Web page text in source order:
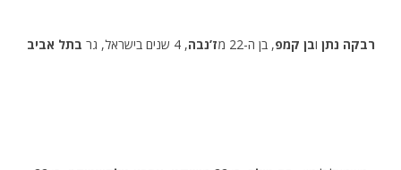
רבקה נתן ובן קמפ, בן ה-22 מ ז’נבה, 4 שנים בישראל, גר בתל אביב